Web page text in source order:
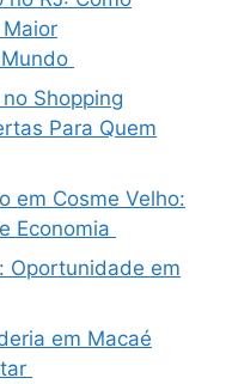
Shopping
Para Quem
em Cosme Velho:
Economia
Oportunidade em
em Macaé